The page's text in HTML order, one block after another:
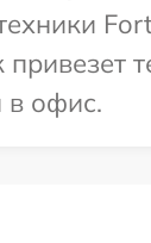
в офис.